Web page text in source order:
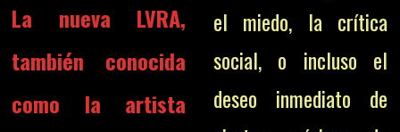
La nueva LVRA,
también conocida
como la artista
el miedo, la crítica
social, o incluso el
deseo inmediato de